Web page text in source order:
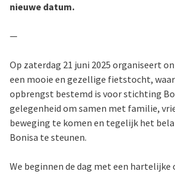
nieuwe datum.
—
Op zaterdag 21 juni 2025 organiseert
een mooie en gezellige fietstocht,
opbrengst bestemd is voor stichting
gelegenheid om samen met familie,
beweging te komen en tegelijk het
Bonisa te steunen.
We beginnen de dag met een